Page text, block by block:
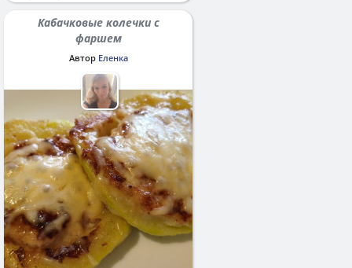
Кабачковые колечки с
фаршем
Автор Еленка